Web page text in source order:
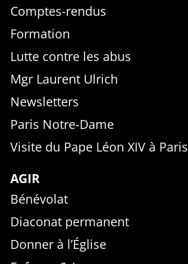
Comptes-rendus
Formation
Lutte contre les abus
Mgr Laurent Ulrich
Newsletters
Paris Notre-Dame
Visite du Pape Léon XIV à Paris
AGIR
Bénévolat
Diaconat permanent
Donner à l’Église